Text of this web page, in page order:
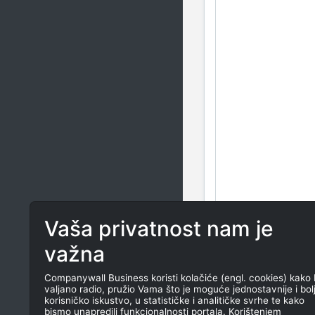
Vaša privatnost nam je
važna
Companywall Business koristi kolačiće (engl. cookies) kako
valjano radio, pružio Vama što je moguće jednostavnije i
korisničko iskustvo, u statističke i analitičke svrhe te kako
bismo unapredili funkcionalnosti portala. Korištenjem